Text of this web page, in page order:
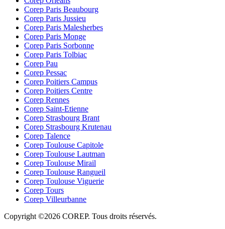
Corep Paris Beaubourg
Corep Paris Jussieu
Corep Paris Malesherbes
Corep Paris Monge
Corep Paris Sorbonne
Corep Paris Tolbiac
Corep Pau
Corep Pessac
Corep Poitiers Campus
Corep Poitiers Centre
Corep Rennes
Corep Saint-Etienne
Corep Strasbourg Brant
Corep Strasbourg Krutenau
Corep Talence
Corep Toulouse Capitole
Corep Toulouse Lautman
Corep Toulouse Mirail
Corep Toulouse Rangueil
Corep Toulouse Viguerie
Corep Tours
Corep Villeurbanne
Copyright ©2026 COREP. Tous droits réservés.